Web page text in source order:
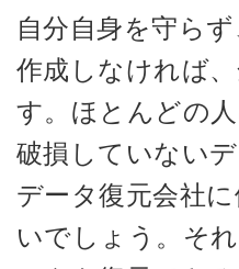
自分自身を守ら
作成しなければ
す。ほとんどの
破損していない
データ復元会社
いでしょう。そ